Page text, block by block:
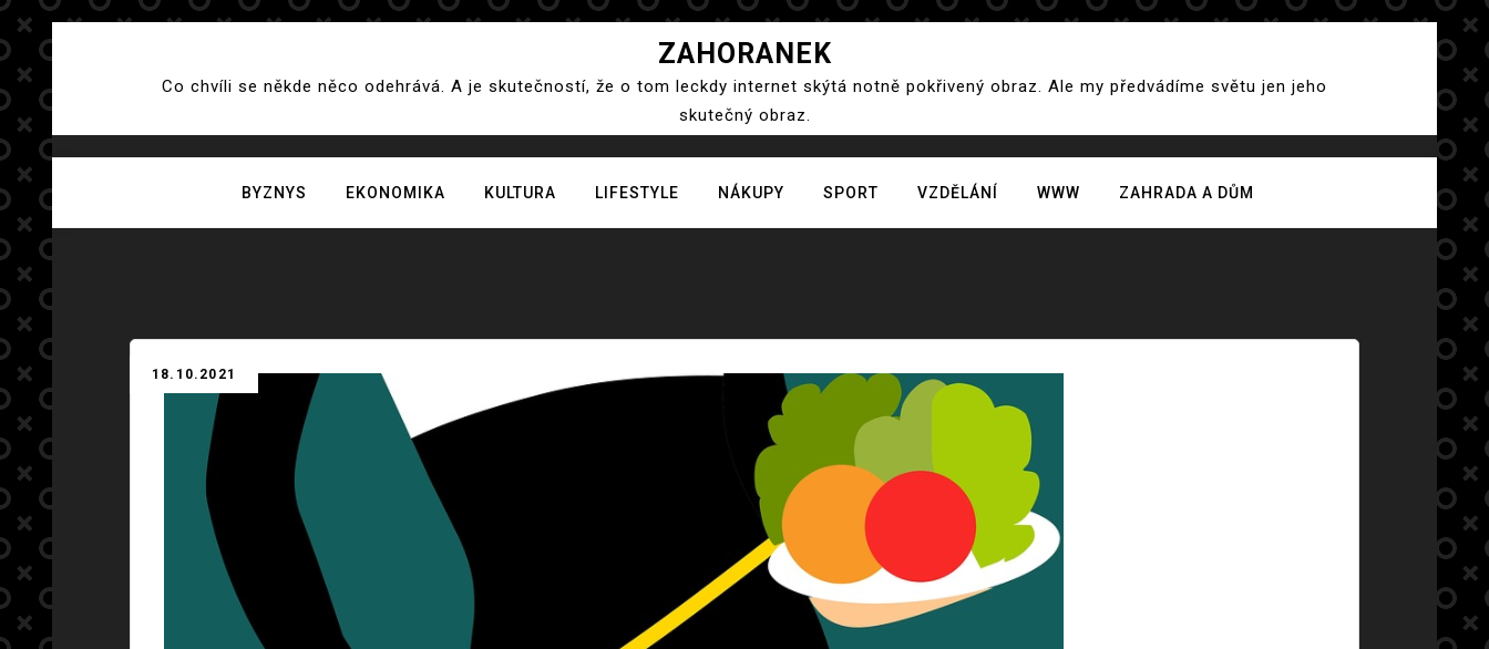
Skip
to
content
ZAHORANEK
Co chvíli se někde něco odehrává. A je skutečností, že o tom leckdy internet skýtá notně pokřivený obraz. Ale my předvádíme světu jen jeho
skutečný obraz.
BYZNYS EKONOMIKA KULTURA LIFESTYLE NÁKUPY SPORT VZDĚLÁNÍ WWW ZAHRADA A DŮM
18.10.2021